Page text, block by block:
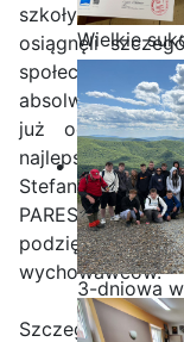
Wielkie
ze
CISCO!
3-dniowa
4
szkoły, a
osiągnęli
społecznej i
absolwentki
już od pięciu
najlepszych.
Stefankiewicz
PARES.
podziękowań
wychowawców.
Szczególnym